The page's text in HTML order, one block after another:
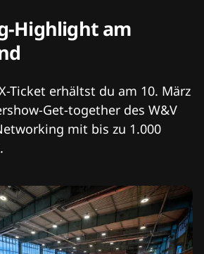
Highlight am
Ticket erhältst du am 10. März
Get-together des W&V
mit bis zu 1.000